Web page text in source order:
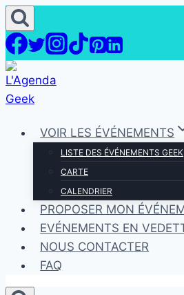
Aller
au
contenu
VOIR LES ÉVÉNEMENTS
LISTE DES ÉVÉNEMENTS GEEK
CARTE
CALENDRIER
PROPOSER MON
EVÉNEMENTS EN
NOUS CONTACTER
FAQ